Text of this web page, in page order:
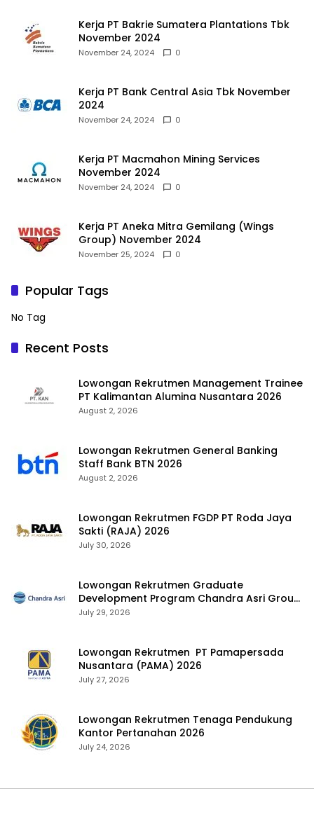
Kerja PT Bakrie Sumatera Plantations Tbk
November 2024
November 24, 2024 0
Kerja PT Bank Central Asia Tbk November
2024
November 24, 2024 0
Kerja PT Macmahon Mining Services
November 2024
November 24, 2024 0
Kerja PT Aneka Mitra Gemilang (Wings
Group) November 2024
November 25, 2024 0
Popular Tags
No Tag
Recent Posts
Lowongan Rekrutmen Management Trainee
PT Kalimantan Alumina Nusantara 2026
August 2, 2026
Lowongan Rekrutmen General Banking
Staff Bank BTN 2026
August 2, 2026
Lowongan Rekrutmen FGDP PT Roda Jaya
Sakti (RAJA) 2026
July 30, 2026
Lowongan Rekrutmen Graduate
Development Program Chandra Asri Group
2026
July 29, 2026
Lowongan Rekrutmen PT Pamapersada
Nusantara (PAMA) 2026
July 27, 2026
Lowongan Rekrutmen Tenaga Pendukung
Kantor Pertanahan 2026
July 24, 2026